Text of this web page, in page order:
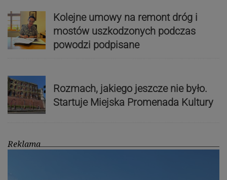
Kolejne umowy na remont dróg i
mostów uszkodzonych podczas
powodzi podpisane
Rozmach, jakiego jeszcze nie było.
Startuje Miejska Promenada Kultury
Reklama